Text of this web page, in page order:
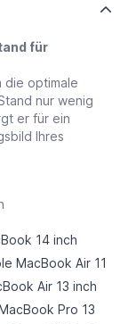
für
die optimale
nur wenig
er für ein
Ihres
14 inch
MacBook Air 11
Air 13 inch
Pro 13